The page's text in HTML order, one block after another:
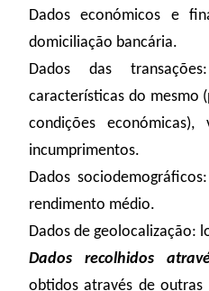
Dados económicos e
domiciliação bancária.
Dados das
características do mesmo
condições económicas),
incumprimentos.
Dados
rendimento médio.
Dados de geolocalização:
Dados recolhidos
obtidos através de outras